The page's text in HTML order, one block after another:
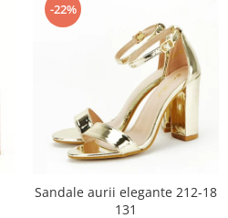
-22%
Sandale aurii elegante 212-18
131